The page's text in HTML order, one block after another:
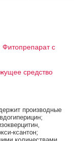
Фитопрепарат с
средство
производные
ксантон;